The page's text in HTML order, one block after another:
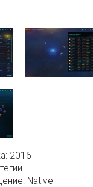
2016
Native